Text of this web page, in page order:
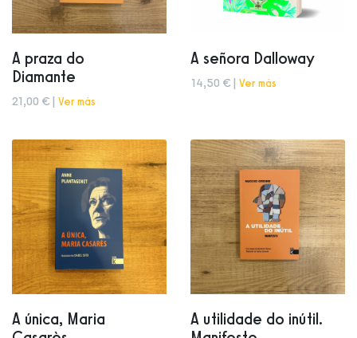
A praza do
Diamante
21,00 € | Ver más
A señora Dalloway
14,50 € | Ver más
A única, Maria
A utilidade do inútil.